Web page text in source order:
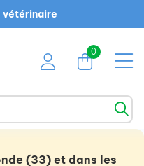
vétérinaire
0
(33) et dans les